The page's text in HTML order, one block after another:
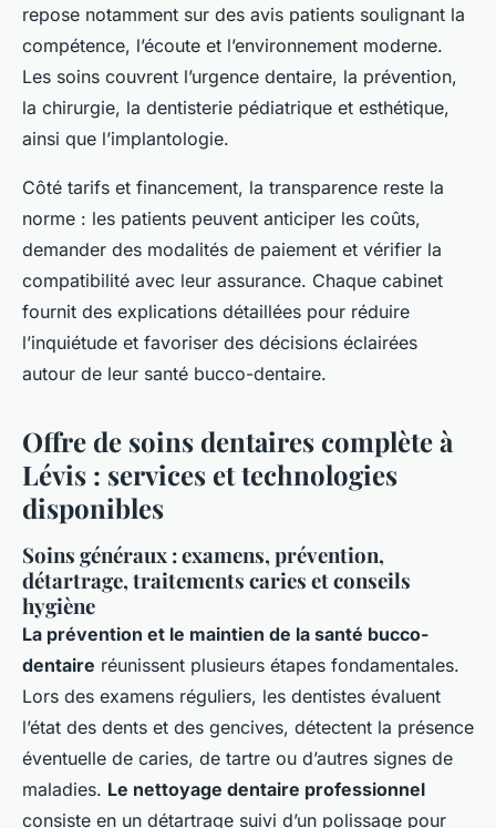
repose notamment sur des avis patients soulignant la
compétence, l’écoute et l’environnement moderne.
Les soins couvrent l’urgence dentaire, la prévention,
la chirurgie, la dentisterie pédiatrique et esthétique,
ainsi que l’implantologie.
Côté tarifs et financement, la transparence reste la
norme : les patients peuvent anticiper les coûts,
demander des modalités de paiement et vérifier la
compatibilité avec leur assurance. Chaque cabinet
fournit des explications détaillées pour réduire
l’inquiétude et favoriser des décisions éclairées
autour de leur santé bucco-dentaire.
Offre de soins dentaires complète à
Lévis : services et technologies
disponibles
Soins généraux : examens, prévention,
détartrage, traitements caries et conseils
hygiène
La prévention et le maintien de la santé bucco-
dentaire réunissent plusieurs étapes fondamentales.
Lors des examens réguliers, les dentistes évaluent
l’état des dents et des gencives, détectent la présence
éventuelle de caries, de tartre ou d’autres signes de
maladies. Le nettoyage dentaire professionnel
consiste en un détartrage suivi d’un polissage pour